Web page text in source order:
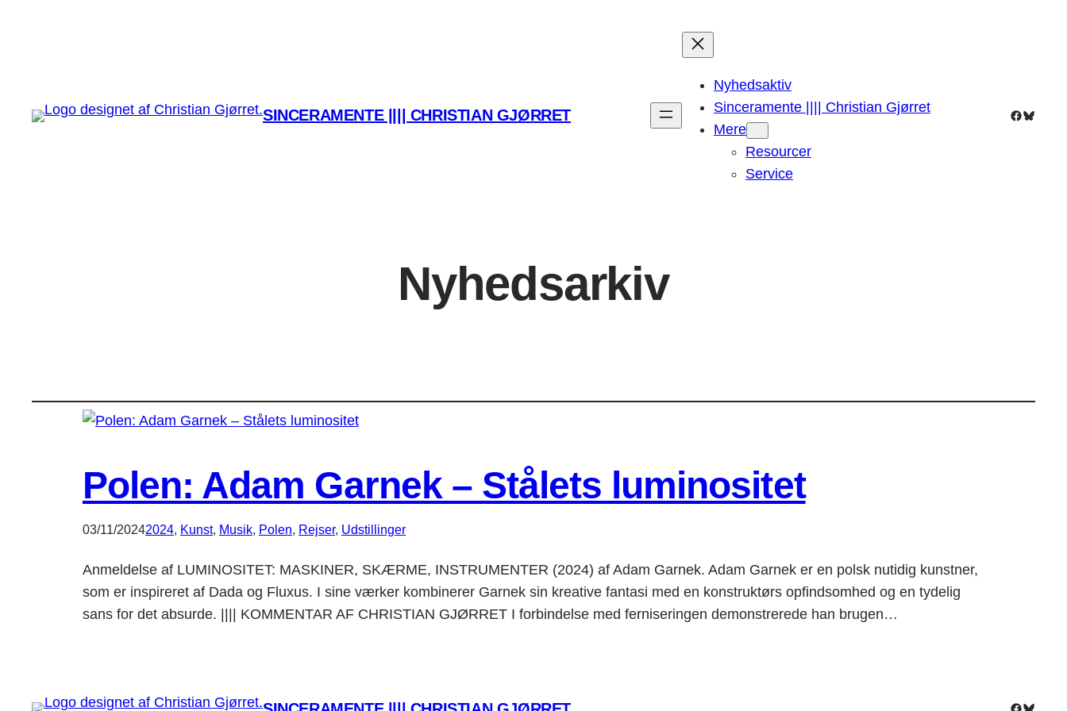
SINCERAMENTE |||| CHRISTIAN GJØRRET
Nyhedsaktiv
Sinceramente |||| Christian Gjørret
Mere
Resourcer
Service
Facebook
Bluesky
Nyhedsarkiv
Polen: Adam Garnek – Stålets luminositet
03/11/20242024, Kunst, Musik, Polen, Rejser, Udstillinger
Anmeldelse af LUMINOSITET: MASKINER, SKÆRME, INSTRUMENTER (2024) af Adam Garnek. Adam Garnek er en polsk nutidig kunstner,
som er inspireret af Dada og Fluxus. I sine værker kombinerer Garnek sin kreative fantasi med en konstruktørs opfindsomhed og en tydelig
sans for det absurde. |||| KOMMENTAR AF CHRISTIAN GJØRRET I forbindelse med ferniseringen demonstrerede han brugen…
Facebook
Bluesky